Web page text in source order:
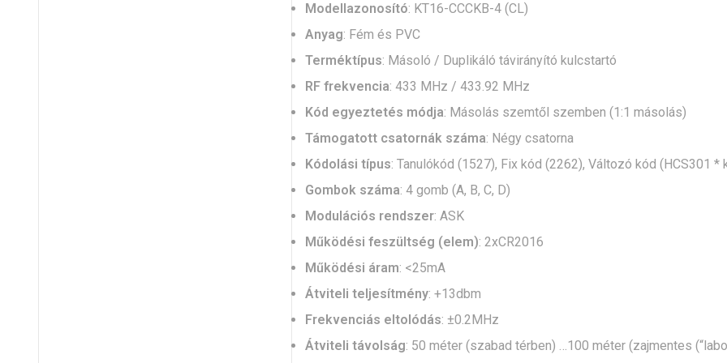
Modellazonosító: KT16-CCCKB-4 (CL)
Anyag: Fém és PVC
Terméktípus: Másoló / Duplikáló távirányító kulcstartó
RF frekvencia: 433 MHz / 433.92 MHz
Kód egyeztetés módja: Másolás szemtől szemben (1:1 másolás)
Támogatott csatornák száma: Négy csatorna
Kódolási típus: Tanulókód (1527), Fix kód (2262), Változó kód (HCS301 *
Gombok száma: 4 gomb (A, B, C, D)
Modulációs rendszer: ASK
Működési feszültség (elem): 2xCR2016
Működési áram: <25mA
Átviteli teljesítmény: +13dbm
Frekvenciás eltolódás: ±0.2MHz
Átviteli távolság: 50 méter (szabad térben) …100 méter (zajmentes